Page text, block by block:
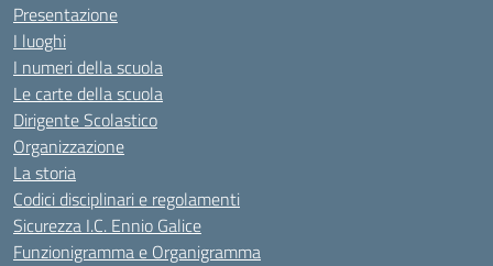
Presentazione
I luoghi
I numeri della scuola
Le carte della scuola
Dirigente Scolastico
Organizzazione
La storia
Codici disciplinari e regolamenti
Sicurezza I.C. Ennio Galice
Funzionigramma e Organigramma